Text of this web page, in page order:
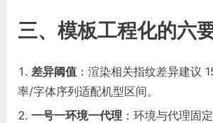
三、模板工程化的六
差异阈值 ：渲染相关指纹差异建议
率/字体序列适配机型区间。
一号一环境一代理 ：环境与代理固